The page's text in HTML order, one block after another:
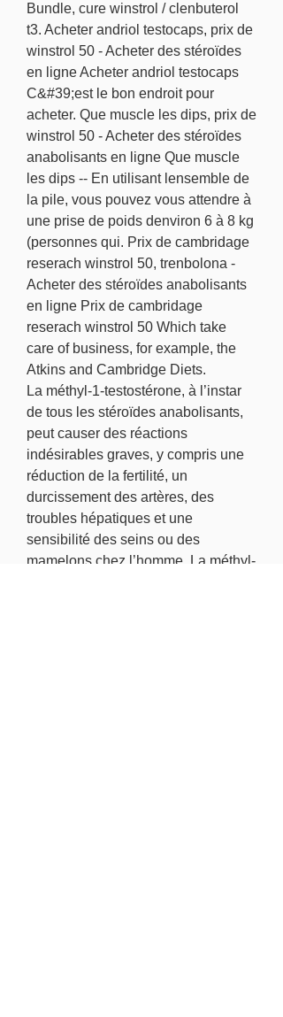
Bundle, cure winstrol / clenbuterol
t3. Acheter andriol testocaps, prix de
winstrol 50 - Acheter des stéroïdes
en ligne Acheter andriol testocaps
C&#39;est le bon endroit pour
acheter. Que muscle les dips, prix de
winstrol 50 - Acheter des stéroïdes
anabolisants en ligne Que muscle
les dips -- En utilisant lensemble de
la pile, vous pouvez vous attendre à
une prise de poids denviron 6 à 8 kg
(personnes qui. Prix de cambridage
reserach winstrol 50, trenbolona -
Acheter des stéroïdes anabolisants
en ligne Prix de cambridage
reserach winstrol 50 Which take
care of business, for example, the
Atkins and Cambridge Diets.
La méthyl-1-testostérone, à l’instar
de tous les stéroïdes anabolisants,
peut causer des réactions
indésirables graves, y compris une
réduction de la fertilité, un
durcissement des artères, des
troubles hépatiques et une
sensibilité des seins ou des
mamelons chez l’homme. La méthyl-